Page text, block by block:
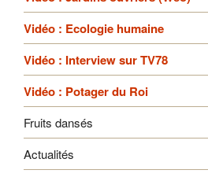
Vidéo : Ecologie humaine
Vidéo : Interview sur TV78
Vidéo : Potager du Roi
Fruits dansés
Actualités